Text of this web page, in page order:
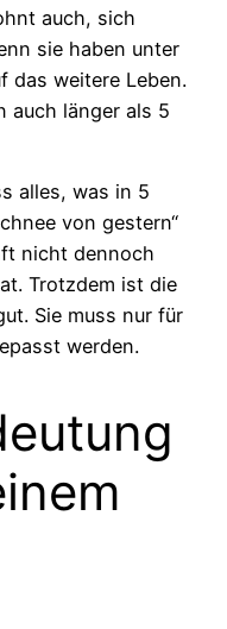
auch, sich
sie haben unter
das weitere Leben.
auch länger als 5
alles, was in 5
von gestern“
nicht dennoch
Trotzdem ist die
Sie muss nur für
werden.